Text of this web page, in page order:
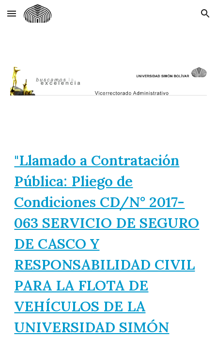
Skip to main content Skip to navigation
"Llamado a Contratación
Pública: Pliego de
Condiciones CD/N° 2017-
063 SERVICIO DE SEGURO
DE CASCO Y
RESPONSABILIDAD CIVIL
PARA LA FLOTA DE
VEHÍCULOS DE LA
UNIVERSIDAD SIMÓN